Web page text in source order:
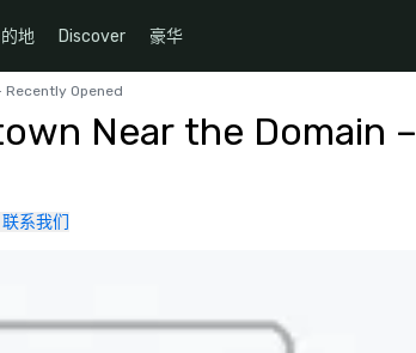
的地 Discover 豪华
Recently Opened
Near the Domain –
联系我们